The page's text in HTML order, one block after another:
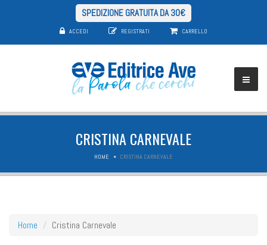
SPEDIZIONE GRATUITA DA 30€
ACCEDI REGISTRATI CARRELLO
CRISTINA CARNEVALE
HOME CRISTINA CARNEVALE
Home Cristina Carnevale